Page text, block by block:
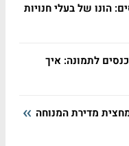
הונו של בעלי חנויות
לתמונה: איך